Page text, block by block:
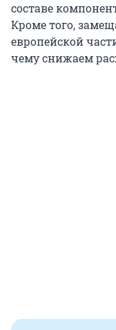
составе
Кроме того,
европейской
чему снижаем